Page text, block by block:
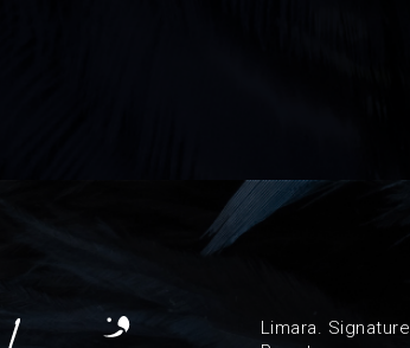
Limara. Signature